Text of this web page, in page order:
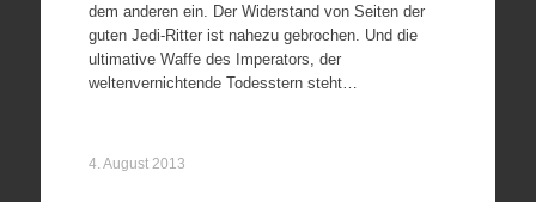
dem anderen ein. Der Widerstand von Seiten der
guten Jedi-Ritter ist nahezu gebrochen. Und die
ultimative Waffe des Imperators, der
weltenvernichtende Todesstern steht…
4. August 2013